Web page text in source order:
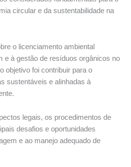
circular e da sustentabilidade na
o licenciamento ambiental
e à gestão de resíduos orgânicos no
objetivo foi contribuir para o
sustentáveis e alinhadas à
legais, os procedimentos de
desafios e oportunidades
e ao manejo adequado de